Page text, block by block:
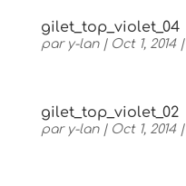
gilet_top_violet_04
par y-lan| Oct 1, 2014|
gilet_top_violet_02
par y-lan| Oct 1, 2014|